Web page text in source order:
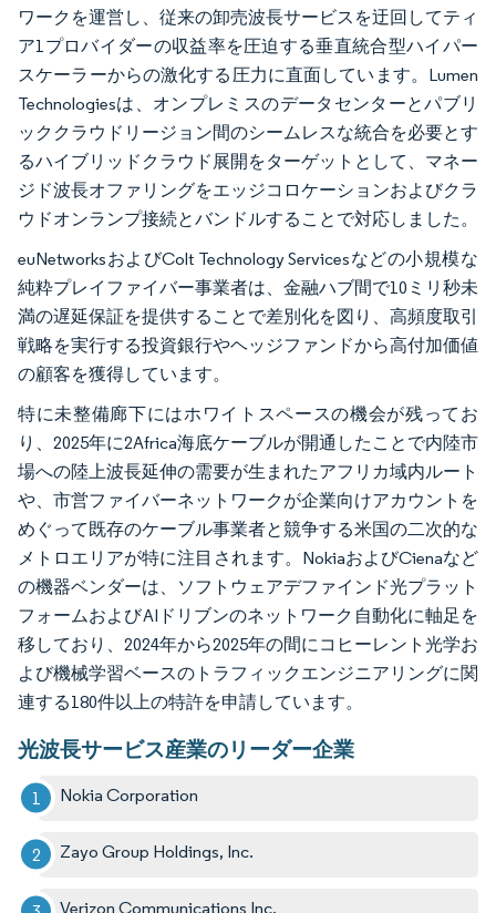
ワークを運営し、従来の卸売波長サービスを迂回してティ
ア1プロバイダーの収益率を圧迫する垂直統合型ハイパー
スケーラーからの激化する圧力に直面しています。Lumen
Technologiesは、オンプレミスのデータセンターとパブリ
ッククラウドリージョン間のシームレスな統合を必要とす
るハイブリッドクラウド展開をターゲットとして、マネー
ジド波長オファリングをエッジコロケーションおよびクラ
ウドオンランプ接続とバンドルすることで対応しました。
euNetworksおよびColt Technology Servicesなどの小規模な
純粋プレイファイバー事業者は、金融ハブ間で10ミリ秒未
満の遅延保証を提供することで差別化を図り、高頻度取引
戦略を実行する投資銀行やヘッジファンドから高付加価値
の顧客を獲得しています。
特に未整備廊下にはホワイトスペースの機会が残ってお
り、2025年に2Africa海底ケーブルが開通したことで内陸市
場への陸上波長延伸の需要が生まれたアフリカ域内ルート
や、市営ファイバーネットワークが企業向けアカウントを
めぐって既存のケーブル事業者と競争する米国の二次的な
メトロエリアが特に注目されます。NokiaおよびCienaなど
の機器ベンダーは、ソフトウェアデファインド光プラット
フォームおよびAIドリブンのネットワーク自動化に軸足を
移しており、2024年から2025年の間にコヒーレント光学お
よび機械学習ベースのトラフィックエンジニアリングに関
連する180件以上の特許を申請しています。
光波長サービス産業のリーダー企業
Nokia Corporation
Zayo Group Holdings, Inc.
Verizon Communications Inc.